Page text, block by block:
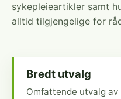
sykepleieartikler samt
alltid tilgjengelige for
Bredt utvalg
Omfattende utvalg